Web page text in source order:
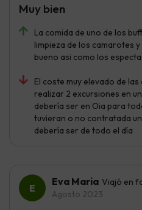
La comida de uno de los
limpieza de los camarotes
bueno asi como los
El coste muy elevado de
realizar 2 excursiones en
debería ser en Oia para
tuvieran o no contratada
debería ser de todo el día
Muy bien
Eva Maria Viajó en
Agosto 2023